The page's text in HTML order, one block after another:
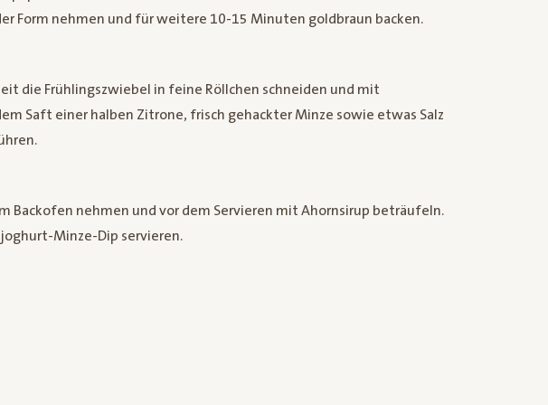
Form nehmen und für weitere 10-15 Minuten goldbraun backen.
die Frühlingszwiebel in feine Röllchen schneiden und mit
Saft einer halben Zitrone, frisch gehackter Minze sowie etwas Salz
Backofen nehmen und vor dem Servieren mit Ahornsirup beträufeln.
Minze-Dip servieren.